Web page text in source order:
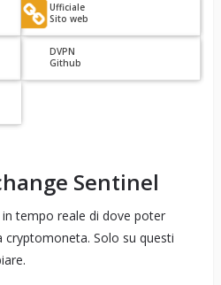
Ufficiale
Sito web
DVPN
Github
Sentinel
tempo reale di dove poter
cryptomoneta. Solo su questi